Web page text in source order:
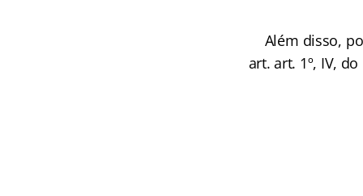
Além disso,
art. art. 1º, IV,